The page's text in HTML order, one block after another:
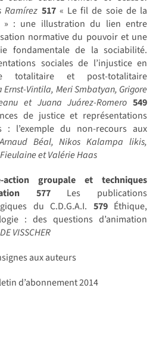
Ramírez 517« Le fil de soie de la
» : une illustration du lien entre
normative du pouvoir et une
fondamentale de la sociabilité.
sociales de l’injustice en
totalitaire et post-totalitaire
Ernst-Vintila, Meri Smbatyan, Grigore
et Juana Juárez-Romero 549
de justice et représentations
: l’exemple du non-recours aux
Béal, Nikos Kalampa likis,
et Valérie Haas
action groupale et techniques
577Les publications
du C.D.G.A.I. 579Éthique,
: des questions d’animation
VISSCHER
aux auteurs
d’abonnement 2014